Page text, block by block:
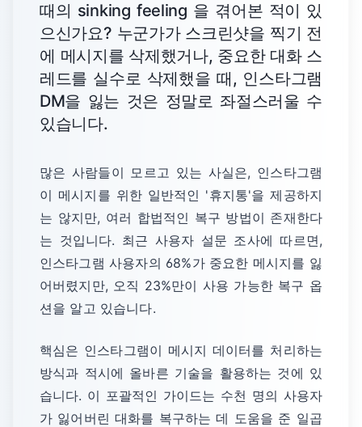
때의 sinking feeling 을 겪어본 적이 있
으신가요? 누군가가 스크린샷을 찍기 전
에 메시지를 삭제했거나, 중요한 대화 스
레드를 실수로 삭제했을 때, 인스타그램
DM을 잃는 것은 정말로 좌절스러울 수
있습니다.
많은 사람들이 모르고 있는 사실은, 인스타그램
이 메시지를 위한 일반적인 '휴지통'을 제공하지
는 않지만, 여러 합법적인 복구 방법이 존재한다
는 것입니다. 최근 사용자 설문 조사에 따르면,
인스타그램 사용자의 68%가 중요한 메시지를 잃
어버렸지만, 오직 23%만이 사용 가능한 복구 옵
션을 알고 있습니다.
핵심은 인스타그램이 메시지 데이터를 처리하는
방식과 적시에 올바른 기술을 활용하는 것에 있
습니다. 이 포괄적인 가이드는 수천 명의 사용자
가 잃어버린 대화를 복구하는 데 도움을 준 일곱